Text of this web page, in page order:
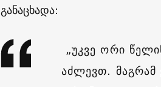
განაცხადა:
„უკვე ორი
აძლევთ.